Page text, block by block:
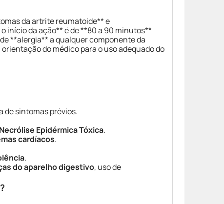
da artrite reumatoide** e
início da ação** é de **80 a 90 minutos**
**alergia** a qualquer componente da
do médico para o uso adequado do
de sintomas prévios.
Necrólise Epidérmica Tóxica.
cardíacos.
.
do aparelho digestivo, uso de